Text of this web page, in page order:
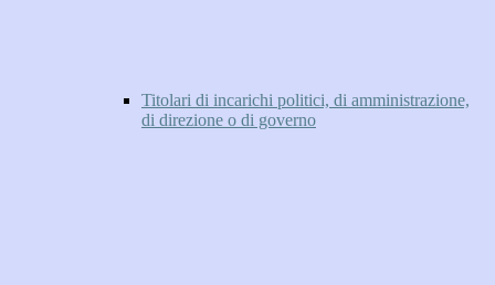
Titolari di incarichi politici, di amministrazione,
di direzione o di governo